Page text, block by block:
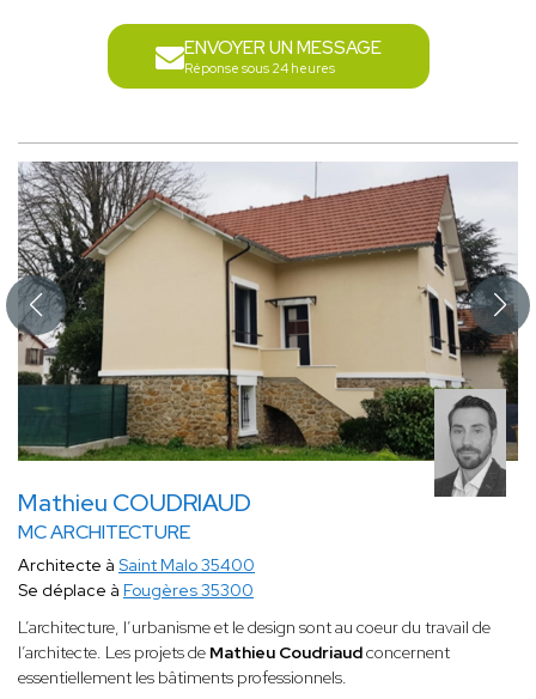
ENVOYER UN MESSAGE
Réponse sous 24 heures
Mathieu COUDRIAUD
MC ARCHITECTURE
Architecte à Saint Malo 35400
Se déplace à Fougères 35300
L’architecture, l’urbanisme et le design sont au coeur du travail de
l’architecte. Les projets de Mathieu Coudriaudconcernent
essentiellement les bâtiments professionnels.